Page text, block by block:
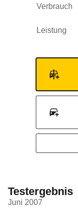
Verbrauch
Leistung
Testergebnis
Juni 2007